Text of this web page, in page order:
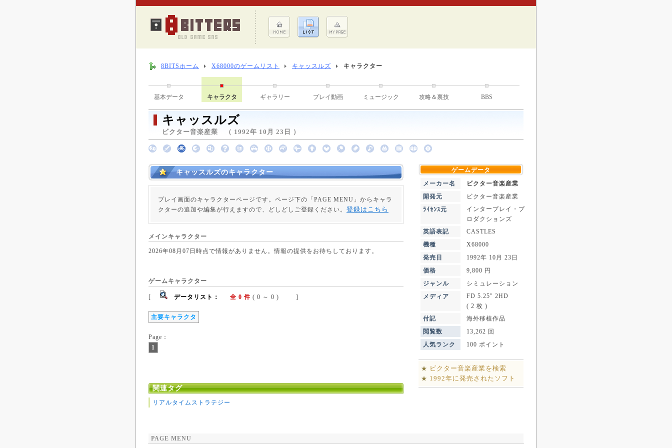
8BITSホーム X68000のゲームリスト キャッスルズ キャラクター
基本データ キャラクタ ギャラリー プレイ動画 ミュージック 攻略＆裏技 BBS
キャッスルズ
ビクター音楽産業 （ 1992年 10月 23日 ）
キャッスルズのキャラクター
プレイ画面のキャラクターページです。ページ下の「PAGE MENU」からキャラ
クターの追加や編集が行えますので、どしどしご登録ください。 登録はこちら
メインキャラクター
2026年08月07日時点で情報がありません。情報の提供をお待ちしております。
ゲームキャラクター
[ データリスト： 全 0 件 ( 0 ～ 0 ) ]
主要キャラクタ
Page：
1
関連タグ
リアルタイムストラテジー
ゲームデータ
メーカー名
ビクター音楽産業
開発元
ビクター音楽産業
ﾗｲｾﾝｽ元
インタープレイ・プ
ロダクションズ
英語表記
CASTLES
機種
X68000
発売日
1992年 10月 23日
価格
9,800 円
ジャンル
シミュレーション
メディア
FD 5.25" 2HD
( 2 枚 )
付記
海外移植作品
閲覧数
13,262 回
人気ランク
100 ポイント
★ ビクター音楽産業を検索
★ 1992年に発売されたソフト
PAGE MENU